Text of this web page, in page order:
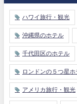
ハワイ旅行・観光
沖縄県のホテル
千代田区のホテル
ロンドンの５つ星ホ
アメリカ旅行・観光